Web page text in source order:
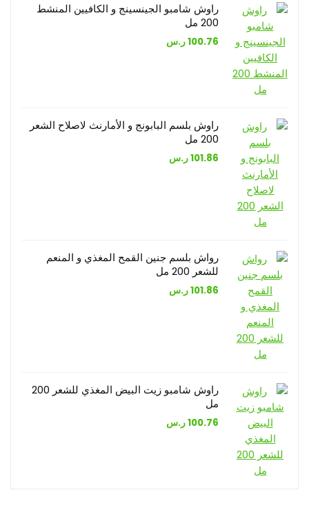
راوش شامبو الجينسينج و الكافيين المنشط
200 مل
100.76ر.س
راوش بلسم البابونج و الأمارنث لاصلاح الشعر
200 مل
101.86ر.س
رواش بلسم جنين القمح المغذي و المنعم
للشعر 200 مل
101.86ر.س
راوش شامبو زيت البيض المغذي للشعر 200
مل
100.76ر.س